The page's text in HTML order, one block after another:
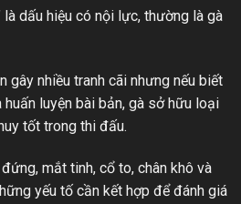
là dấu hiệu có nội lực, thường là gà
gây nhiều tranh cãi nhưng nếu biết
luyện bài bản, gà sở hữu loại
tốt trong thi đấu.
mắt tinh, cổ to, chân khô và
yếu tố cần kết hợp để đánh giá